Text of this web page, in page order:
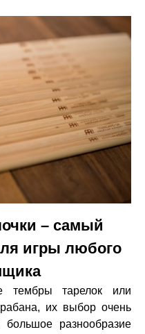
– самый
игры любого
тембры тарелок или
их выбор очень
большое разнообразие